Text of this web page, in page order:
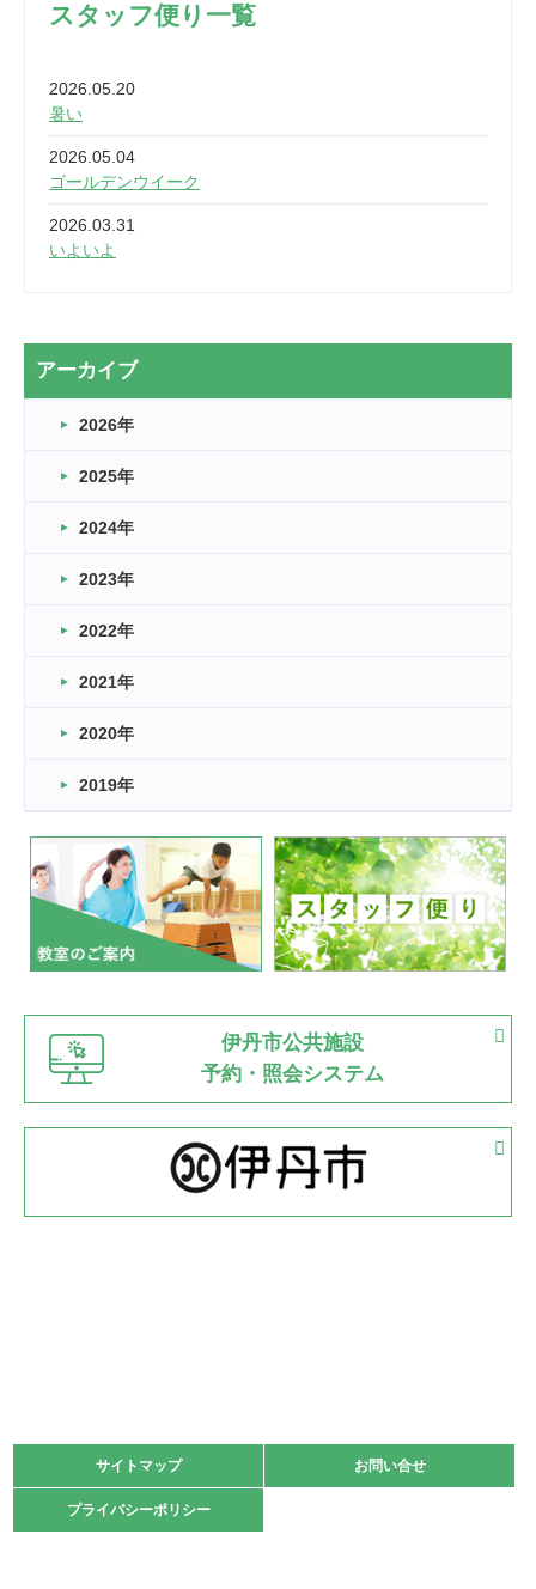
スタッフ便り一覧
2026.05.20
暑い
2026.05.04
ゴールデンウイーク
2026.03.31
いよいよ
2026.03.20
なぎなた
2026.03.16
車いすバスケとRくんのお話
卒業・卒園の季節★
2026.03.11
緑ケ丘体育館
2022.11.03
緑ケ丘体育館
いたっぼーる大会☆彡
緑ケ丘体育館
2022.07.03
市内総合体育大会が開始
緑ケ丘体育館 猪名川運動広場
古池運動広場
2022.06.12
県知事杯争奪バレーボール大会が開催
緑ケ丘体育館
2022.05.05
体育協会長杯 バドミントン競技の部
2022.05.22
緑ケ丘体育館
2021.10.23
卓球選手権大会ラージボールの部開催☆
アーカイブ
2026年
2025年
2024年
2023年
2022年
2021年
2020年
2019年
伊丹市公共施設
予約・照会システム
サイトマップ お問い合せ
プライバシーポリシー
サイトマップ お問い合せ
プライバシーポリシー